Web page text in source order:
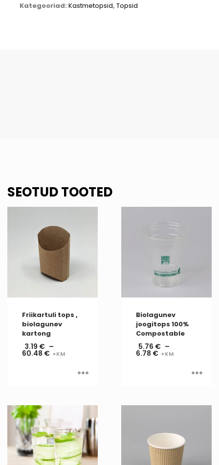
pakis
Kategooriad: Kastmetopsid, Topsid
SEOTUD TOOTED
Friikartuli tops ,
biolagunev
kartong
3.19 € –
60.48 €
Biolagunev
joogitops 100%
Compostable
5.76 € –
6.78 €